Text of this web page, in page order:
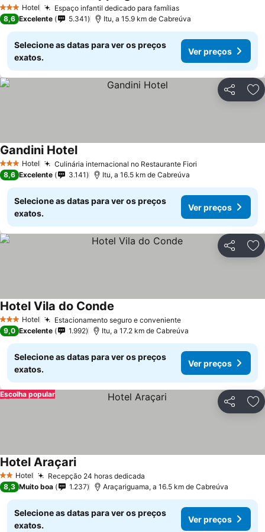
3 EstrelasHotel Espaço infantil dedicado para famílias
8,6 Excelente 5.341 Itu, a 15.9 km de Cabreúva
Selecione as datas para ver os preços
exatos.
Ver preços
Partilhar
3 EstrelasHotel Culinária internacional no Restaurante Fiori
Gandini Hotel
8,6 Excelente 3.141 Itu, a 16.5 km de Cabreúva
Selecione as datas para ver os preços
exatos.
Ver preços
Partilhar
3 EstrelasHotel Estacionamento seguro e conveniente
Hotel Vila do Conde
9,0 Excelente 1.992 Itu, a 17.2 km de Cabreúva
Selecione as datas para ver os preços
exatos.
Ver preços
Partilhar
Escolha popular
2 Estrelas
Hotel Recepção 24 horas dedicada
Hotel Araçari
8,3 Muito boa 1.237 Araçariguama, a 16.5 km de Cabreúva
Selecione as datas para ver os preços
exatos.
Ver preços